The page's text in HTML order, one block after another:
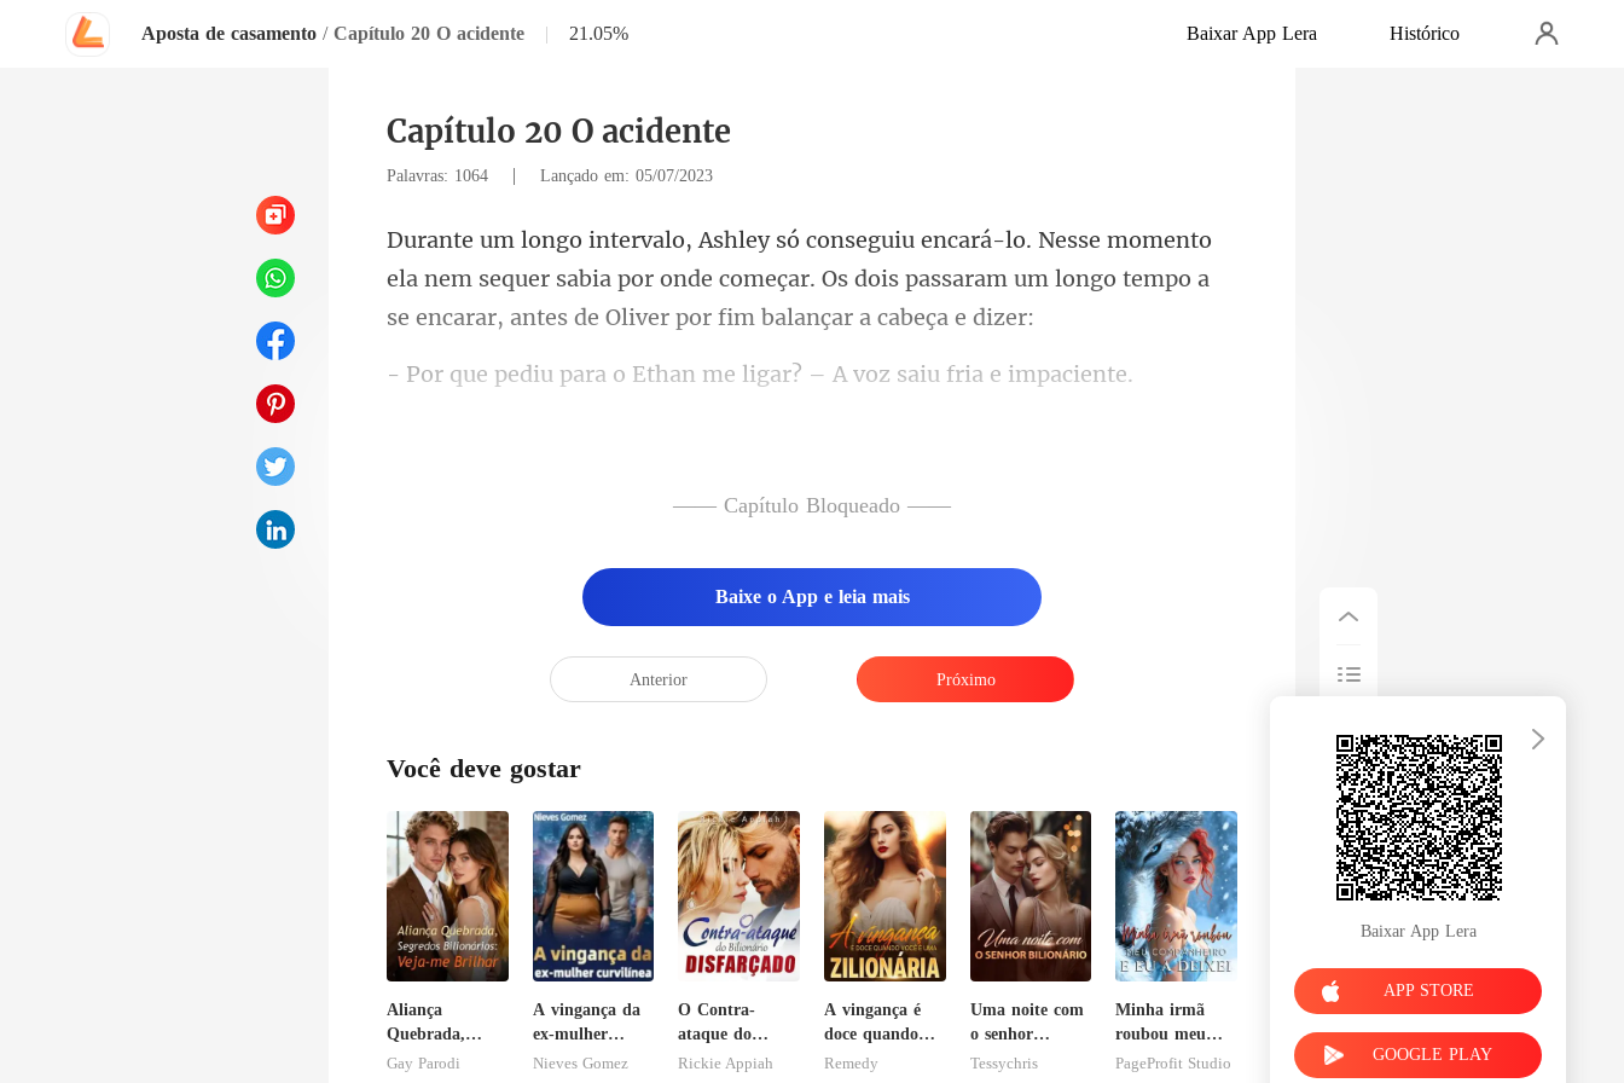
Aposta de casamento / Capítulo 20 O acidente | 21.05% Baixar App Lera Histórico
Capítulo 20 O acidente
Palavras: 1064 | Lançado em: 05/07/2023
nto
ela nem sequer sabia por onde começar. Os dois passaram um longo
Ethan me ligar? – A voz
—— Capítulo Bloqueado ——
Baixe o App e leia mais
Anterior Próximo
Você deve gostar
Aliança
Quebrada,
Segredos
Gay Parodi
A vingança da
ex-mulher
curvilínea
Nieves Gomez
O Contra-
ataque do
Bilionário
Rickie Appiah
A vingança é
doce quando
você é uma
Remedy
Uma noite com
o senhor
Bilionário
Tessychris
Minha irmã
roubou meu
companheiro e
PageProfit Studio
Baixar App Lera
APP STORE
GOOGLE PLAY